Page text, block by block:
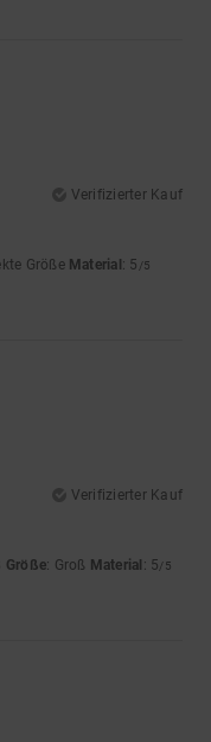
Verifizierter Kauf
Größe Material : 5 /5
Verifizierter Kauf
Größe: Groß Material : 5/5